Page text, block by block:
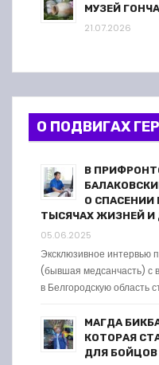
МУЗЕЙ
21.07.2026
О ПОДВИГАХ
В
О СПАСЕНИИ
ТЫСЯЧАХ ЖИЗНЕЙ И
05.06.2025
Эксклюзивное
(бывшая медсанчасть) с
в Белгородскую область
МАГДА
КОТОРАЯ
ДЛЯ БОЙЦОВ